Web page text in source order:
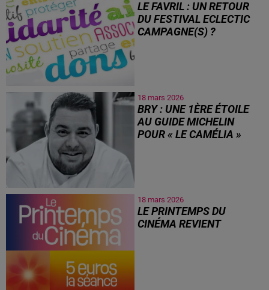
LE FAVRIL : UN RETOUR
DU FESTIVAL ECLECTIC
CAMPAGNE(S) ?
18 mars 2026
BRY : UNE 1ÈRE ÉTOILE
AU GUIDE MICHELIN
POUR « LE CAMÉLIA »
18 mars 2026
LE PRINTEMPS DU
CINÉMA REVIENT